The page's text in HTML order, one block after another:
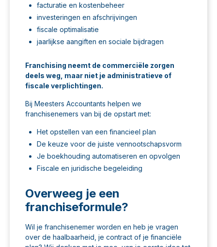
facturatie en kostenbeheer
investeringen en afschrijvingen
fiscale optimalisatie
jaarlijkse aangiften en sociale bijdragen
Franchising neemt de commerciële zorgen
deels weg, maar niet je administratieve of
fiscale verplichtingen.
Bij Meesters Accountants helpen we
franchisenemers van bij de opstart met:
Het opstellen van een financieel plan
De keuze voor de juiste vennootschapsvorm
Je boekhouding automatiseren en opvolgen
Fiscale en juridische begeleiding
Overweeg je een
franchiseformule?
Wil je franchisenemer worden en heb je vragen
over de haalbaarheid, je contract of je financiële